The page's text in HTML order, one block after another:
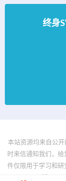
终身
本站资源均来自公
时来信通知我们，
件仅限用于学习和
版。 ©